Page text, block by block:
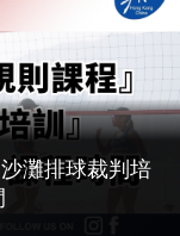
灘排球裁判培